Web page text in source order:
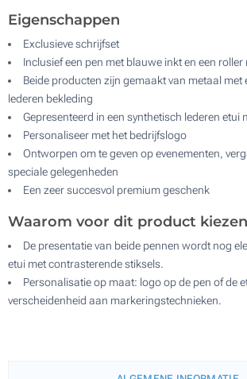
Eigenschappen
Exclusieve schrijfset
Inclusief een pen met blauwe inkt en een
Beide producten zijn gemaakt van metaal met
lederen bekleding
Gepresenteerd in een synthetisch lederen etui
Personaliseer met het bedrijfslogo
Ontworpen om te geven op evenementen,
speciale gelegenheden
Een zeer succesvol premium geschenk
Waarom voor dit product
De presentatie van beide pennen wordt nog
etui met contrasterende stiksels.
Personalisatie op maat: logo op de pen of de
verscheidenheid aan markeringstechnieken.